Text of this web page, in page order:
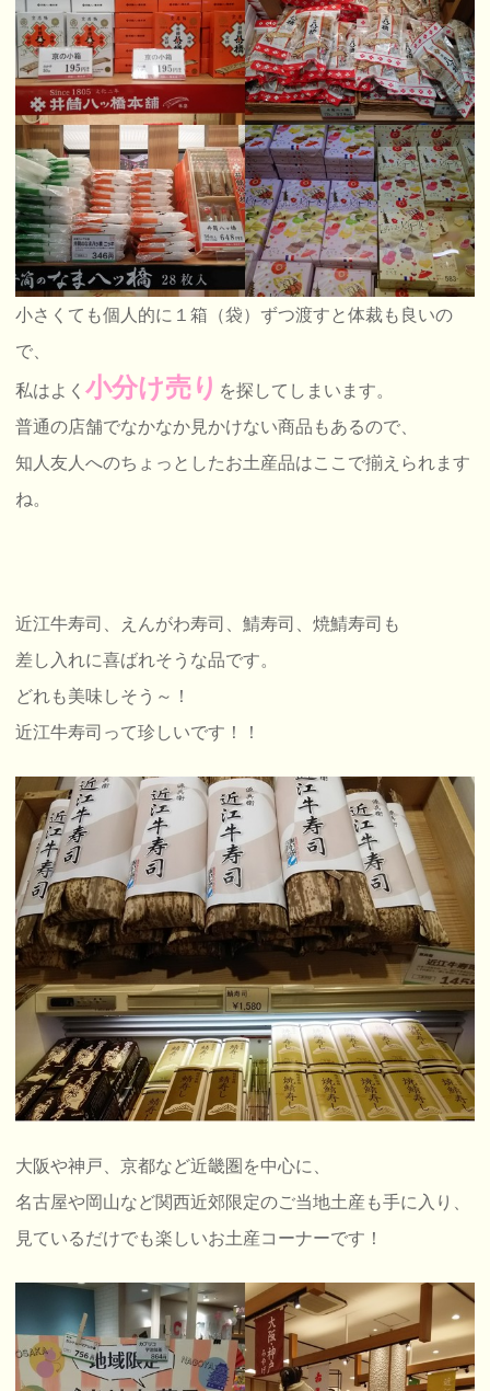
小さくても個人的に１箱（袋）ずつ渡すと体裁も良いの
で、
私はよく小分け売り を探してしまいます。
普通の店舗でなかなか見かけない商品もあるので、
知人友人へのちょっとしたお土産品はここで揃えられます
ね。
近江牛寿司、えんがわ寿司、鯖寿司、焼鯖寿司も
差し入れに喜ばれそうな品です。
どれも美味しそう～！
近江牛寿司って珍しいです！！
大阪や神戸、京都など近畿圏を中心に、
名古屋や岡山など関西近郊限定のご当地土産も手に入り、
見ているだけでも楽しいお土産コーナーです！